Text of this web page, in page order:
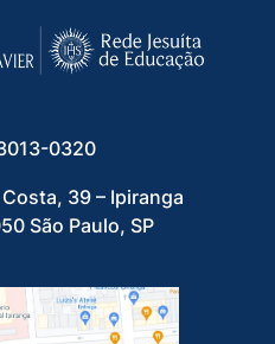
0320
39 – Ipiranga
São Paulo, SP